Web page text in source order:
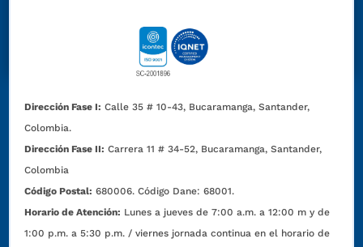
Dirección Fase I: Calle 35 # 10-43, Bucaramanga, Santander,
Colombia.
Dirección Fase II: Carrera 11 # 34-52, Bucaramanga, Santander,
Colombia
Código Postal: 680006. Código Dane: 68001.
Horario de Atención: Lunes a jueves de 7:00 a.m. a 12:00 m y de
1:00 p.m. a 5:30 p.m. / viernes jornada continua en el horario de